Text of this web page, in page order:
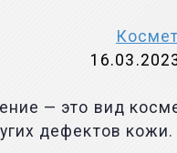
— это вид
дефектов